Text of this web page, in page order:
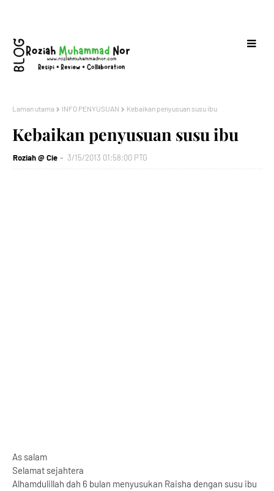
Laman utama INFO PENYUSUAN Kebaikan penyusuan susu ibu
Kebaikan penyusuan susu ibu
Roziah @ Cie 3/15/2013 01:58:00 PTG
As salam
Selamat sejahtera
Alhamdulillah dah 6 bulan menyusukan Raisha dengan susu ibu